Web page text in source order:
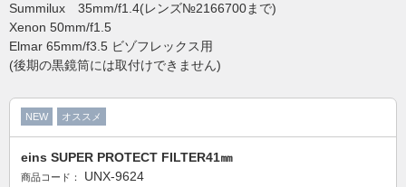
Summilux 35mm/f1.4(レンズ№2166700まで)
Xenon 50mm/f1.5
Elmar 65mm/f3.5 ビゾフレックス用
(後期の黒鏡筒には取付けできません)
NEW オススメ
eins SUPER PROTECT FILTER41㎜
商品コード： UNX-9624